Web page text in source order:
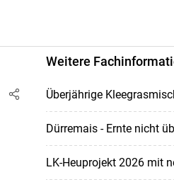
Weitere
Überjährige
Dürremais - Ernte nicht
LK-Heuprojekt 2026 mit